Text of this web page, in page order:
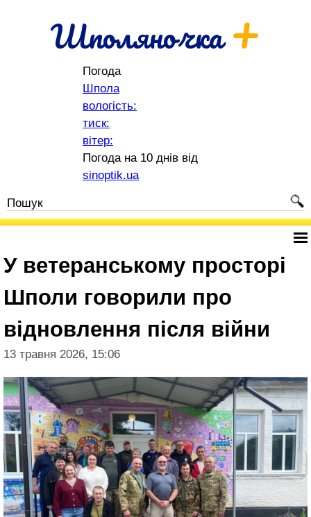
Шполяночка+
Погода
Шпола
вологість:
тиск:
вітер:
Погода на 10 днів від
sinoptik.ua
У ветеранському просторі
Шполи говорили про
відновлення після війни
13 травня 2026, 15:06